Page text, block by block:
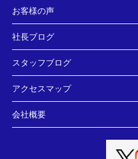
お客様の声
社長ブログ
スタッフブログ
アクセスマップ
会社概要